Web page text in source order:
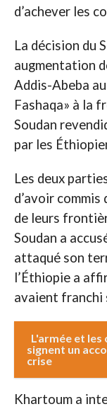
d’achever les
La décision du
augmentation
Addis-Abeba
Fashaqa» à la
Soudan
par les
Les deux
d’avoir
de leurs
Soudan a
attaqué son
l’Éthiopie a
avaient franchi
L'armée et les
signent un
crise
Khartoum a